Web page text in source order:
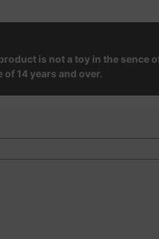
is not a toy in the
14 years and over.